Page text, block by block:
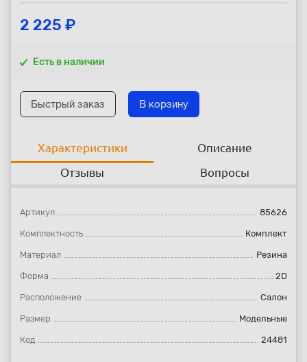
2 225 ₽
Есть в наличии
Быстрый заказ В корзину
Характеристики
Описание
Отзывы
Вопросы
Артикул 85626
Комплектность Комплект
Материал Резина
Форма 2D
Расположение Салон
Размер Модельные
Код 24481